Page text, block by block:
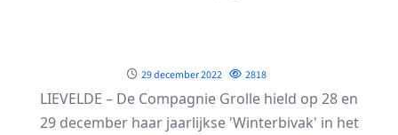
29 december 2022 2818
LIEVELDE – De Compagnie Grolle hield op 28 en
29 december haar jaarlijkse 'Winterbivak' in het